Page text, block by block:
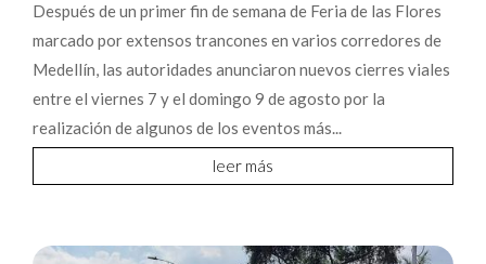
Después de un primer fin de semana de Feria de las Flores
marcado por extensos trancones en varios corredores de
Medellín, las autoridades anunciaron nuevos cierres viales
entre el viernes 7 y el domingo 9 de agosto por la
realización de algunos de los eventos más...
leer más